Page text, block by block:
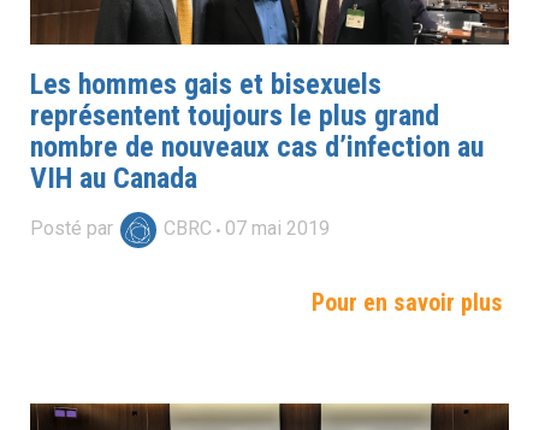
Les hommes gais et bisexuels
représentent toujours le plus grand
nombre de nouveaux cas d’infection au
VIH au Canada
Posté par CBRC 07 mai 2019
Pour en savoir plus